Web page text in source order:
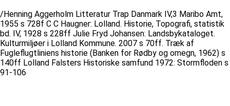
/Henning Aggerholm Litteratur Trap Danmark IV,3 Maribo Amt,
1955 s 728f C C Haugner: Lolland. Historie, Topografi, statistik
bd. IV, 1928 s 228ff Julie Fryd Johansen: Landsbykataloget.
Kulturmiljøer i Lolland Kommune. 2007 s 70ff. Træk af
Fugleflugtliniens historie (Banken for Rødby og omegn, 1962) s
140ff Lolland Falsters Historiske samfund 1972: Stormfloden s
91-106